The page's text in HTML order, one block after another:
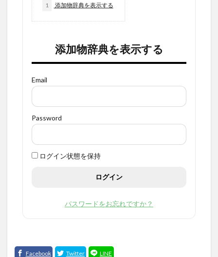
1 添加物辞典を表示する
添加物辞典を表示する
Email
Password
ログイン状態を保持
パスワードをお忘れですか？